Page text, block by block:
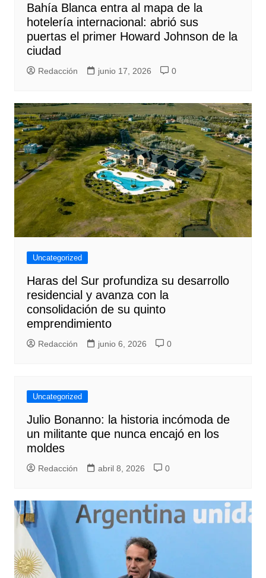
Bahía Blanca entra al mapa de la
hotelería internacional: abrió sus
puertas el primer Howard Johnson de la
ciudad
Redacción junio 17, 2026 0
Uncategorized
Haras del Sur profundiza su desarrollo
residencial y avanza con la
consolidación de su quinto
emprendimiento
Redacción junio 6, 2026 0
Uncategorized
Julio Bonanno: la historia incómoda de
un militante que nunca encajó en los
moldes
Redacción abril 8, 2026 0